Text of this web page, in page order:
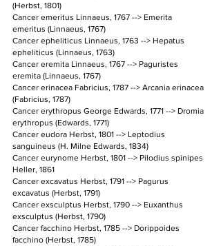
(Herbst, 1801)
Cancer emeritus Linnaeus, 1767 --> Emerita
emeritus (Linnaeus, 1767)
Cancer epheliticus Linnaeus, 1763 --> Hepatus
epheliticus (Linnaeus, 1763)
Cancer eremita Linnaeus, 1767 --> Paguristes
eremita (Linnaeus, 1767)
Cancer erinacea Fabricius, 1787 --> Arcania erinacea
(Fabricius, 1787)
Cancer erythropus George Edwards, 1771 --> Dromia
erythropus (Edwards, 1771)
Cancer eudora Herbst, 1801 --> Leptodius
sanguineus (H. Milne Edwards, 1834)
Cancer eurynome Herbst, 1801 --> Pilodius spinipes
Heller, 1861
Cancer excavatus Herbst, 1791 --> Pagurus
excavatus (Herbst, 1791)
Cancer exsculptus Herbst, 1790 --> Euxanthus
exsculptus (Herbst, 1790)
Cancer facchino Herbst, 1785 --> Dorippoides
facchino (Herbst, 1785)